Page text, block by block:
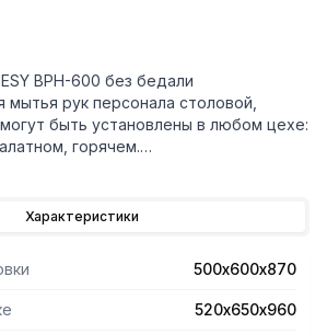
ВРН-600 без бедали
мытья рук персонала столовой,
быть установлены в любом цехе:
горячем.
0,8 мм, имеет бортом с
дверца которой выполнены из
марки AISI 430.
из оцинкованной стали
Характеристики
500х600х870
520х650х960